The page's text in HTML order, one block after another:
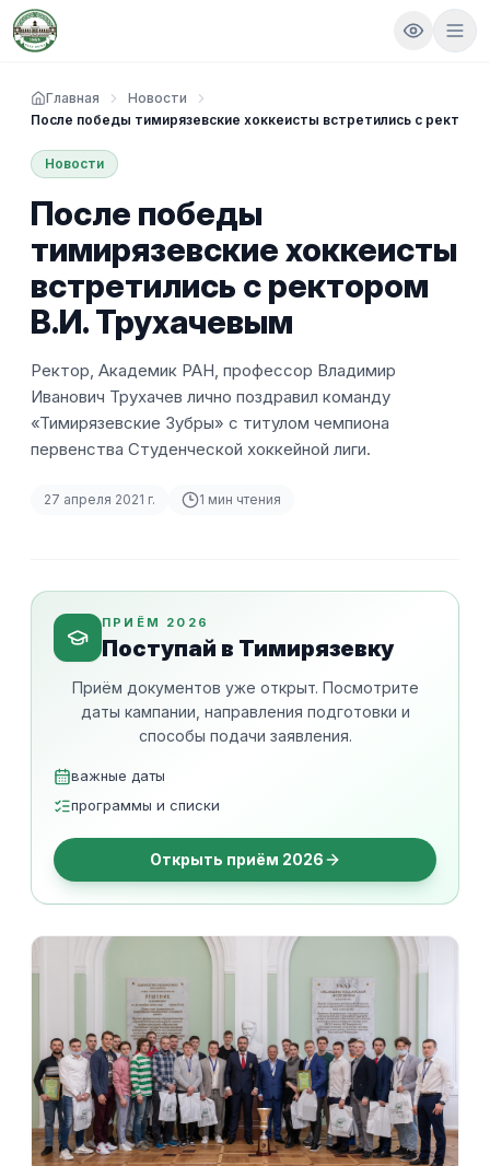
Главная
Новости
После победы тимирязевские хоккеисты встретились с
Новости
После победы
тимирязевские хоккеисты
встретились с ректором
В.И. Трухачевым
Ректор, Академик РАН, профессор Владимир
Иванович Трухачев лично поздравил команду
«Тимирязевские Зубры» с титулом чемпиона
первенства Студенческой хоккейной лиги.
27 апреля 2021 г. 1 мин чтения
ПРИЁМ 2026
Поступай в Тимирязевку
Приём документов уже открыт. Посмотрите
даты кампании, направления подготовки и
способы подачи заявления.
важные даты
программы и списки
Открыть приём 2026